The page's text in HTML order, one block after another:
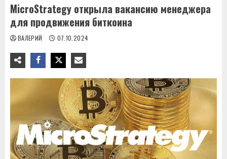
MicroStrategу открыла вакансию менеджера
для продвижения биткоина
ВАЛЕРИЙ 07.10.2024